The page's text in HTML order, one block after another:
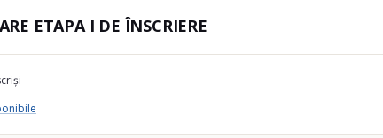
ETAPA I DE ÎNSCRIERE